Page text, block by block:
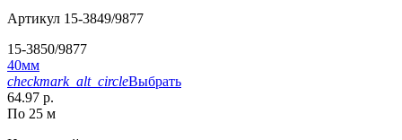
Артикул 15-3849/9877
15-3850/9877
40мм
checkmark_alt_circleВыбрать
64.97 р.
По 25 м